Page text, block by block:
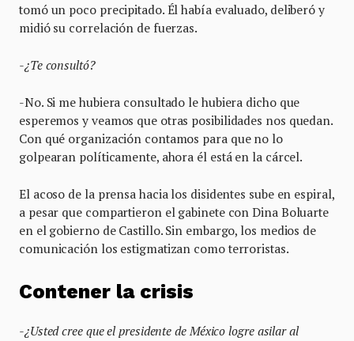
tomó un poco precipitado. Él había evaluado, deliberó y
midió su correlación de fuerzas.
-¿Te consultó?
-No. Si me hubiera consultado le hubiera dicho que
esperemos y veamos que otras posibilidades nos quedan.
Con qué organización contamos para que no lo
golpearan políticamente, ahora él está en la cárcel.
El acoso de la prensa hacia los disidentes sube en espiral,
a pesar que compartieron el gabinete con Dina Boluarte
en el gobierno de Castillo. Sin embargo, los medios de
comunicación los estigmatizan como terroristas.
Contener la crisis
-¿Usted cree que el presidente de México logre asilar al